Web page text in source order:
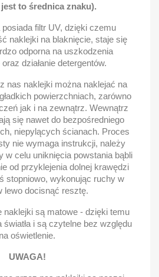
jest to średnica znaku).
posiada filtr UV, dzięki czemu
naklejki na blaknięcie, staje się
odporna na uszkodzenia
działanie detergentów.
nas naklejki można naklejać na
powierzchniach, zarówno
jak i na zewnątrz. Wewnątrz
się nawet do bezpośredniego
niepylących ścianach. Proces
nie wymaga instrukcji, należy
w celu uniknięcia powstania bąbli
od przyklejenia dolnej krawędzi
stopniowo, wykonując ruchy w
lewo docisnąć resztę.
naklejki są matowe - dzięki temu
światła i są czytelne bez względu
na oświetlenie.
UWAGA!